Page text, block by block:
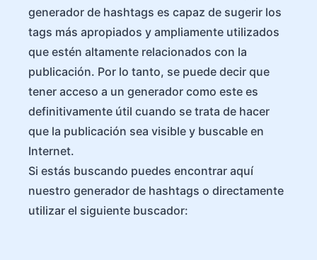
generador de hashtags es capaz de sugerir los
tags más apropiados y ampliamente utilizados
que estén altamente relacionados con la
publicación. Por lo tanto, se puede decir que
tener acceso a un generador como este es
definitivamente útil cuando se trata de hacer
que la publicación sea visible y buscable en
Internet.
Si estás buscando puedes encontrar aquí
nuestro generador de hashtags o directamente
utilizar el siguiente buscador: